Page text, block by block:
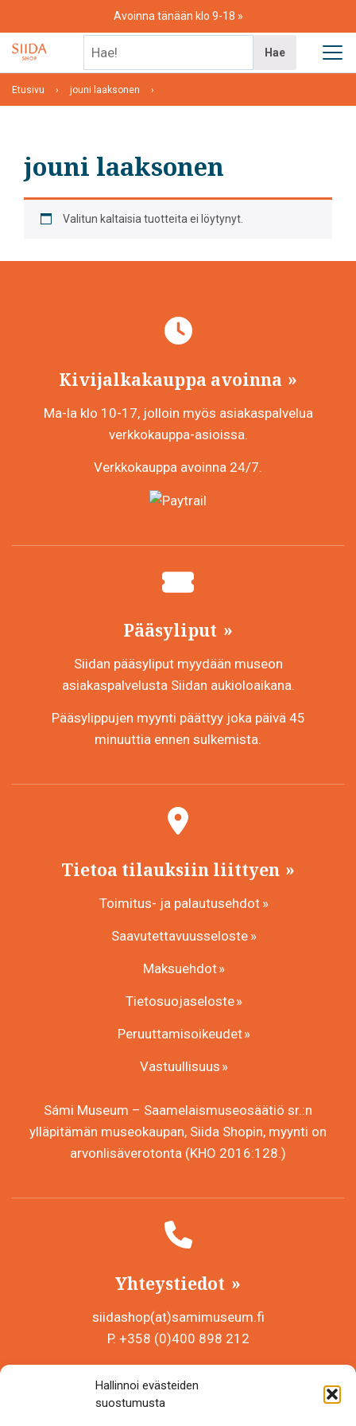
Hallinnoi evästeiden
suostumusta
content
Avoinna tänään klo 9-18
Hae
Etusivu jouni laaksonen
jouni laaksonen
Valitun kaltaisia tuotteita ei löytynyt.
Kivijalkakauppa avoinna
Ma-la klo 10-17, jolloin myös asiakaspalvelua
verkkokauppa-asioissa.
Verkkokauppa avoinna 24/7.
Pääsyliput
Siidan pääsyliput myydään museon
asiakaspalvelusta Siidan aukioloaikana.
Pääsylippujen myynti päättyy joka päivä 45
minuuttia ennen sulkemista.
Tietoa tilauksiin liittyen
Toimitus- ja palautusehdot
Saavutettavuusseloste
Maksuehdot
Tietosuojaseloste
Peruuttamisoikeudet
Vastuullisuus
Sámi Museum – Saamelaismuseosäätiö sr.:n
ylläpitämän museokaupan, Siida Shopin, myynti on
arvonlisäverotonta (KHO 2016:128.)
Yhteystiedot
siidashop(at)samimuseum.fi
P. +358 (0)400 898 212
Y-tunnus 0625907-2